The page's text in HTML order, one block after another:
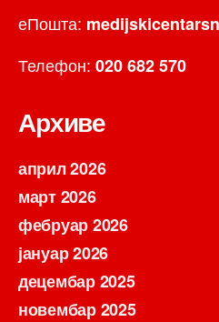
еПошта:
Телефон: 020 682 570
Архиве
април 2026
март 2026
фебруар 2026
јануар 2026
децембар 2025
новембар 2025